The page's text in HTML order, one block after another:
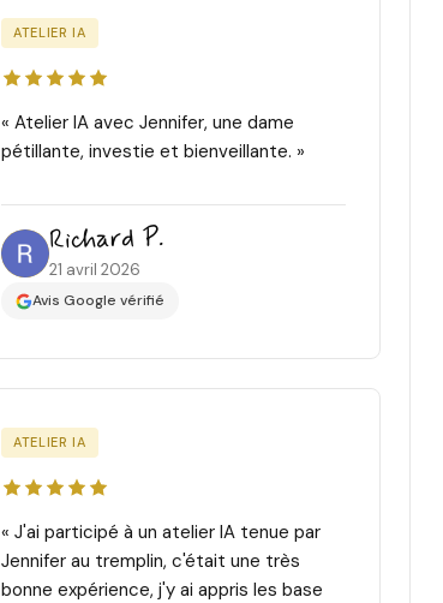
ATELIER IA
« Atelier IA avec Jennifer, une dame
pétillante, investie et bienveillante. »
Richard P.
21 avril 2026
Avis Google vérifié
ATELIER IA
« J'ai participé à un atelier IA tenue par
Jennifer au tremplin, c'était une très
bonne expérience, j'y ai appris les base